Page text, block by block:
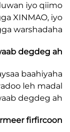
kala duwan
adeegga
Jawaab
iyadoo leh
jawaab
Kormeer